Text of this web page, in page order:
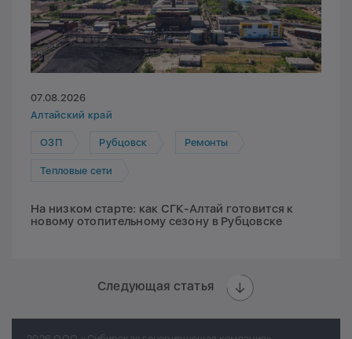
07.08.2026
Алтайский край
ОЗП Рубцовск Ремонты
Тепловые сети
На низком старте: как СГК-Алтай готовится к
новому отопительному сезону в Рубцовске
Следующая статья